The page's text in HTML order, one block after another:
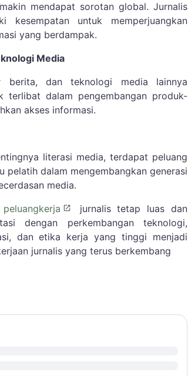
mendapat sorotan global. Jurnalis
untuk memperjuangkan
yang berdampak.
Media
berita, dan teknologi media lainnya
terlibat dalam pengembangan produk-
akses informasi.
literasi media, terdapat peluang
dalam mengembangkan generasi
media.
peluangkerja
jurnalis tetap luas dan
dengan perkembangan teknologi,
dan etika kerja yang tinggi menjadi
jurnalis yang terus berkembang